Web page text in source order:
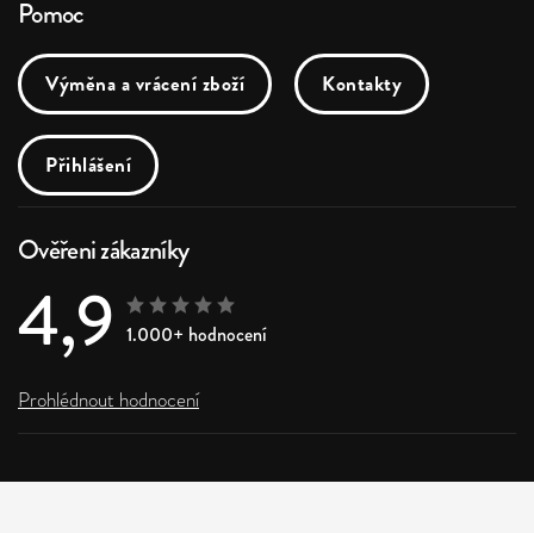
Pomoc
Výměna a vrácení zboží Kontakty
Přihlášení
Ověřeni zákazníky
4,9 1.000+ hodnocení
Prohlédnout hodnocení